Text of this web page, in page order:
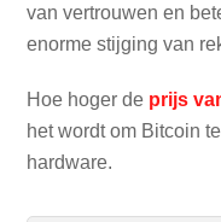
van vertrouwen en
enorme stijging van
Hoe hoger de prijs
het wordt om Bitcoin
hardware.